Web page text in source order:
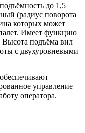
до 1,5
(радиус поворота
которых может
Имеет функцию
Высота подъёма вил
с двухуровневыми
управление
оператора.